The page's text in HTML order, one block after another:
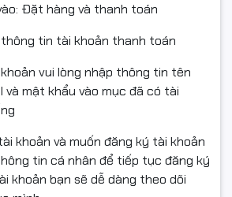
in ấn cực lớn –
trội
in nhanh35 trang/phút (A4)và
tưởng cho các công việc in bản vẽ
năng 100 tờ,khay chính 250 tờ, và
, giúp giảm thiểu thao tác nạp giấy
trình sử dụng.
Đặt hàng và thanh toán
tin tài khoản thanh toán
vui lòng nhập thông tin tên
và mật khẩu vào mục đã có tài
khoản và muốn đăng ký tài khoản
tin cá nhân để tiếp tục đăng ký
khoản bạn sẽ dễ dàng theo dõi